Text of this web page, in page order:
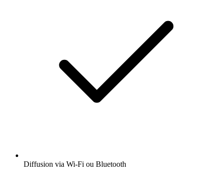
Diffusion via Wi-Fi ou Bluetooth